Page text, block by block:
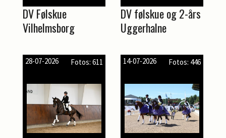
DV Følskue
Vilhelmsborg
DV følskue og 2-års
Uggerhalne
28-07-2026 Fotos: 611 14-07-2026 Fotos: 446